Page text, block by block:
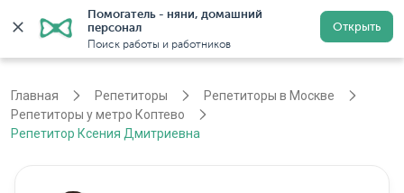
Помогатель - няни, домашний
персонал
Поиск работы и работников
Открыть
Регистрация
Главная Репетиторы
Репетиторы в Москве
Репетиторы у метро Коптево
Репетитор Ксения Дмитриевна